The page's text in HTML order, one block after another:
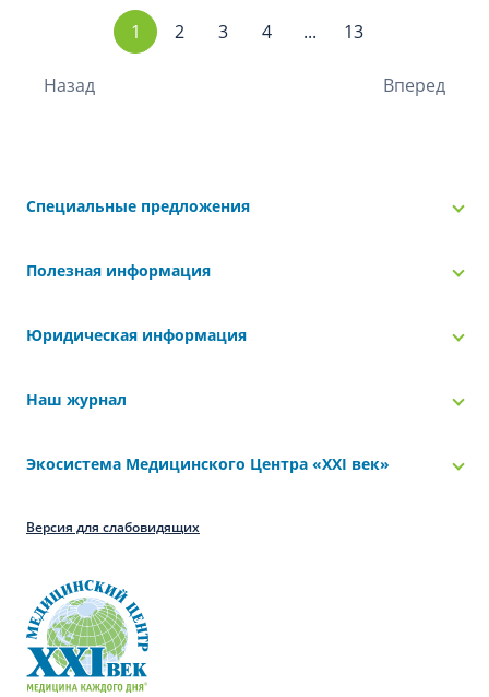
Назад
1 2 3 4 ... 13
Вперед
Специальные предложения
Полезная информация
Юридическая информация
Наш журнал
Экосистема Медицинского Центра «‎XXI век»
Версия для слабовидящих